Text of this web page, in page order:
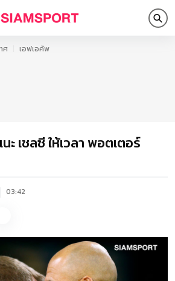
ศ เอฟเอคัพ
ะ เชลซี ให้เวลา พอตเตอร์
03:42